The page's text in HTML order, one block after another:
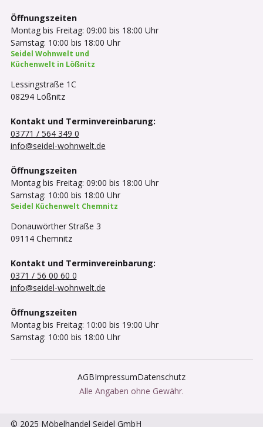
Öffnungszeiten
Montag bis Freitag: 09:00 bis 18:00 Uhr
Samstag: 10:00 bis 18:00 Uhr
Seidel Wohnwelt und
Küchenwelt in Lößnitz
Lessingstraße 1C
08294 Lößnitz
Kontakt und Terminvereinbarung:
03771 / 564 349 0
info@seidel-wohnwelt.de
Öffnungszeiten
Montag bis Freitag: 09:00 bis 18:00 Uhr
Samstag: 10:00 bis 18:00 Uhr
Seidel Küchenwelt Chemnitz
Donauwörther Straße 3
09114 Chemnitz
Kontakt und Terminvereinbarung:
0371 / 56 00 60 0
info@seidel-wohnwelt.de
Öffnungszeiten
Montag bis Freitag: 10:00 bis 19:00 Uhr
Samstag: 10:00 bis 18:00 Uhr
AGBImpressumDatenschutz
Alle Angaben ohne Gewähr.
© 2025 Möbelhandel Seidel GmbH